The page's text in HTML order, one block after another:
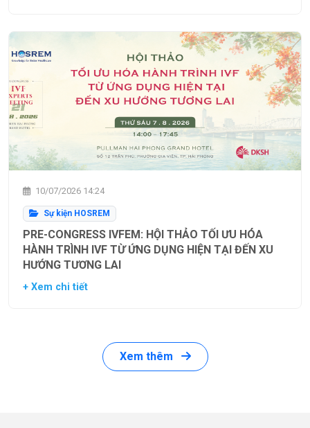
10/07/2026 14:24
Sự kiện HOSREM
PRE-CONGRESS IVFEM: HỘI THẢO TỐI ƯU HÓA
HÀNH TRÌNH IVF TỪ ỨNG DỤNG HIỆN TẠI ĐẾN XU
HƯỚNG TƯƠNG LAI
+ Xem chi tiết
Xem thêm